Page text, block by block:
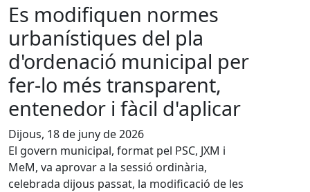
Es modifiquen normes
urbanístiques del pla
d'ordenació municipal per
fer-lo més transparent,
entenedor i fàcil d'aplicar
Dijous, 18 de juny de 2026
El govern municipal, format pel PSC, JXM i
MeM, va aprovar a la sessió ordinària,
celebrada dijous passat, la modificació de les